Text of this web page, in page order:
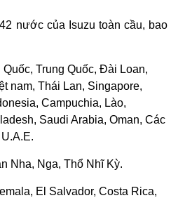
nước của Isuzu toàn cầu, bao
Trung Quốc, Đài Loan,
nam, Thái Lan, Singapore,
Campuchia, Lào,
Saudi Arabia, Oman, Các
Nha, Nga, Thổ Nhĩ Kỳ.
El Salvador, Costa Rica,